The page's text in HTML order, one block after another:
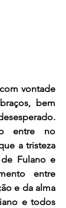
vontade
bem
entre no
a tristeza
Fulano e
entre
e da alma
e todos